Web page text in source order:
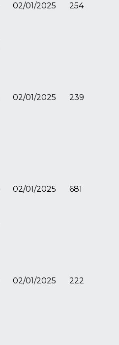
02/01/2025 254
02/01/2025 239
02/01/2025 681
02/01/2025 222